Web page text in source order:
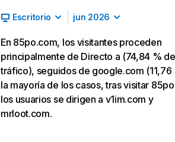
Escritorio jun 2026
En 85po.com, los visitantes proceden
principalmente de Directo a (74,84 % de
tráfico), seguidos de google.com (11,76
la mayoría de los casos, tras visitar
los usuarios se dirigen a v1im.com y
mrloot.com.